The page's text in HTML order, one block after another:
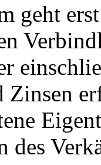
geht
Zinsen
des